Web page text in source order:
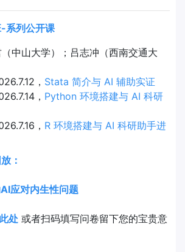
系列公开课
中山大学）；吕志冲（西南交通大
， Stata 简介与 AI 辅助实证
， Python 环境搭建与 AI 科研
， R 环境搭建与 AI 科研助手进
：
应对内生性问题
处 或者扫码填写问卷留下您的宝贵意